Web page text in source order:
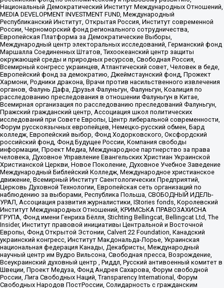
Национальный Демократический Институт Международных Отношений,
MEDIA DEVELOPMENT INVESTMENT FUND, Международный
Республиканский Институт, Открытая Россия, Институт современной
России, Черноморский фонд регионального сотрудничества,
Европейская Платформа за Демократические Выборы,
Международный центр электоральных исследований, Германский фонд
Маршалла Соединенных Штатов, Тихоокеанский центр защиты
окружающей среды и природных ресурсов, Свободная Россия,
Всемирный конгресс украинцев, Атлантический совет, Человек в беде,
Европейский фонд за демократию, Джеймстаунский фонд, Прожект
Хармони, Родники дракона, Врачи против насильственного извлечения
органов, Фалунь Дафа, Друзья Фалуньгун, Фалуньгун, Коалиция по
расследованию преследования в отношении Фалуньгун в Китае,
Всемирная организация по расследованию преследований Фалуньгун,
Пражский гражданский центр, Ассоциация школ политических
исследований при Совете Европы, Центр либеральной современности,
Форум русскоязычных европейцев, Немецко-русский обмен, Бард
колледж, Европейский выбор, Фонд Ходорковского, Оксфордский
российский фонд, Фонд Будущее России, Компания свободы
информации, Проект Медиа, Международное партнерство за права
человека, Духовное Управление Евангельских Христиан Украинской
Христианской Церкви, Новое Поколение, Духовное Учебное Заведение
Международный Библейский Колледж, Международное христианское
движение, Всемирный Институт Саентологических Предприятий,
Церковь Духовной Технологии, Европейская сеть организаций по
наблюдению за выборами, Республика Польша, СВОБОДНЫЙ ИДЕЛЬ-
УРАЛ, Ассоциация развития журналистики, IStories fonds, Королевский
Институт Международных Отношений, КРИМСЬКА ПРАВОЗАХИСНА
ГРУПА, Фонд имени Генриха Бёлля, Stichting Bellingcat, Bellingcat Ltd, The
Insider, Институт правовой инициативы Центральной и Восточной
Европы, Фонд Открытой Эстонии, Calvert 22 Foundation, Канадский
украинский конгресс, Институт Макдональда-Лорье, Украинская
национальная федерация Канады, Декабристы, Международный
научный центр им Вудро Вильсона, Свободная пресса, Возрождение,
Всеукраинский духовный центр , Риддл, Русский антивоенный комитет в
Швеции, Проект Медуза, Фонд Андрея Сахарова, Форум свободной
России, Лига Свободных Наций, Transparеncy International, Форум
Свободных Народов ПостРоссии, Солидарность с гражданским